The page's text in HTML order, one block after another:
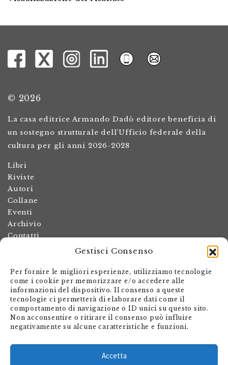
Gestisci Consenso
Per fornire le migliori esperienze, utilizziamo tecnologie
come i cookie per memorizzare e/o accedere alle
informazioni del dispositivo. Il consenso a queste
tecnologie ci permetterà di elaborare dati come il
comportamento di navigazione o ID unici su questo sito.
Non acconsentire o ritirare il consenso può influire
negativamente su alcune caratteristiche e funzioni.
Accetta
© 2026
La casa editrice Armando Dadò editore beneficia di
un sostegno strutturale dell’Ufficio federale della
cultura per gli anni 2026-2028
Libri
Riviste
Autori
Collane
Eventi
Archivio
Contatti
Termini e condizioni
Spese di spedizione
Politica dei resi
Informativa sulla privacy
Il mio account
Carrello
Via Giovanni Antonio Orelli 29